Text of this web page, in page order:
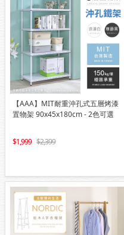
【AAA】MIT耐重沖孔式五層烤漆
置物架 90x45x180cm - 2色可選
1,999 2,399